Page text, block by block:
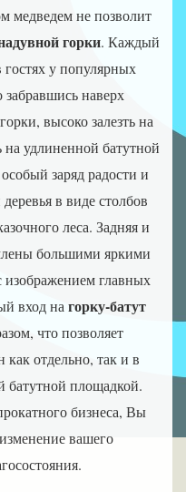
медведем не позволит
горки. Каждый
гостях у популярных
наверх
высоко залезть на
удлиненной батутной
заряд радости и
в виде столбов
леса. Задняя и
большими яркими
главных
вход нагорку-батут
что позволяет
как отдельно, так и в
батутной площадкой.
бизнеса, Вы
вашего